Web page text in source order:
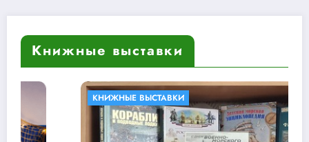
Книжные выставки
КНИЖНЫЕ ВЫСТАВКИ